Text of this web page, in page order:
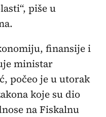
piše u
finansije i
ministar
počeo je u utorak
koje su dio
na Fiskalnu